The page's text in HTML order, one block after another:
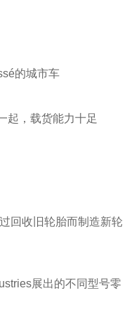
的城市车
起，载货能力十足
回收旧轮胎而制造新轮
展出的不同型号零